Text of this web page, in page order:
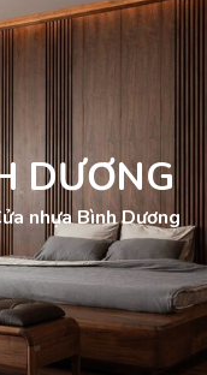
DƯƠNG
nhựa Bình Dương